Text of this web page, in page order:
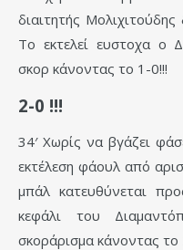
διαιτητής
Το εκτελεί ευστοχα ο
σκορ κάνοντας το 1-0!!!
2-0 !!!
34′ Χωρίς να βγάζει
εκτέλεση φάουλ από
μπάλ κατευθύνεται
κεφάλι του
σκοράρισμα κάνοντας το